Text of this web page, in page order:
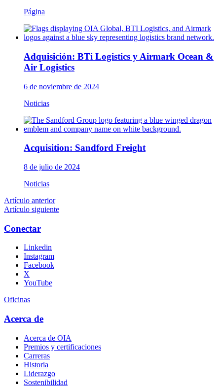
Página
Adquisición: BTi Logistics y Airmark Ocean &
Air Logistics
6 de noviembre de 2024
Noticias
Acquisition: Sandford Freight
8 de julio de 2024
Noticias
Artículo anterior
Artículo siguiente
Conectar
Linkedin
Instagram
Facebook
X
YouTube
Oficinas
Acerca de
Acerca de OIA
Premios y certificaciones
Carreras
Historia
Liderazgo
Sostenibilidad